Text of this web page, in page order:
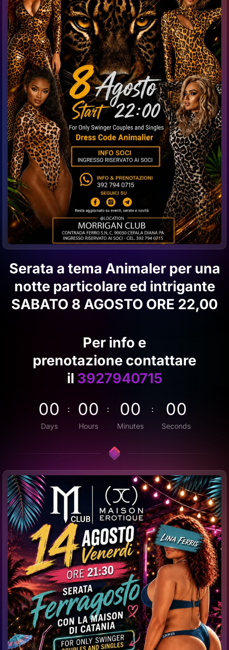
Serata a tema Animaler per una
notte particolare ed intrigante
SABATO 8 AGOSTO ORE 22,00
Per info e
prenotazione contattare
il 3927940715
00
Days
: 00
Hours
: 00
Minutes
: 00
Seconds